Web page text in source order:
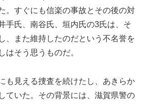
。すぐにも信楽の事故とその後の対
手氏、南谷氏、垣内氏の3氏は、そ
、また維持したのだという不名誉を
はそう思うものだ。
も見える捜査を続けたし、あきらか
ていた。その背景には、滋賀県警の